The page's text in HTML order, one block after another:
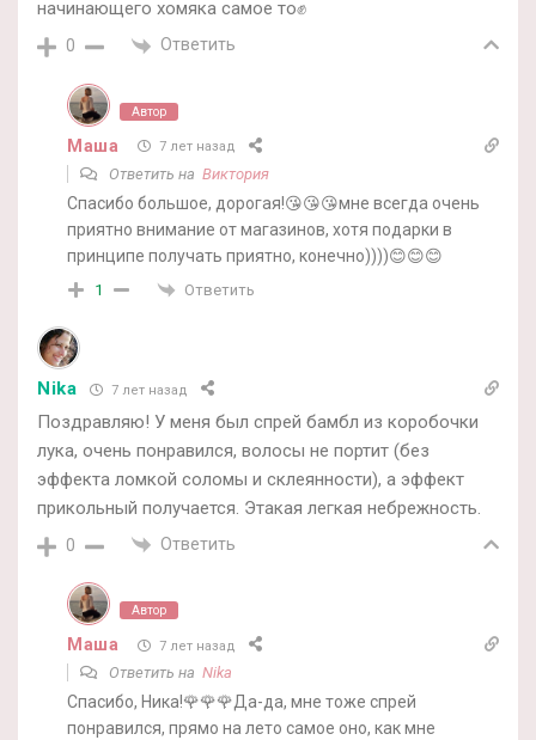
начинающего хомяка самое то✊
0 Ответить
Автор
Маша 7 лет назад
Ответить на Виктория
Спасибо большое, дорогая!😘😘😘мне всегда очень
приятно внимание от магазинов, хотя подарки в
принципе получать приятно, конечно))))😊😊😊
1 Ответить
Nika 7 лет назад
Поздравляю! У меня был спрей бамбл из коробочки
лука, очень понравился, волосы не портит (без
эффекта ломкой соломы и склеянности), а эффект
прикольный получается. Этакая легкая небрежность.
0 Ответить
Автор
Маша 7 лет назад
Ответить на Nika
Спасибо, Ника!🌹🌹🌹Да-да, мне тоже спрей
понравился, прямо на лето самое оно, как мне